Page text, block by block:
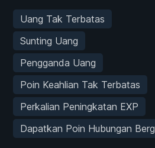
Uang Tak Terbatas
Sunting Uang
Pengganda Uang
Poin Keahlian Tak Terbatas
Perkalian Peningkatan EXP
Dapatkan Poin Hubungan